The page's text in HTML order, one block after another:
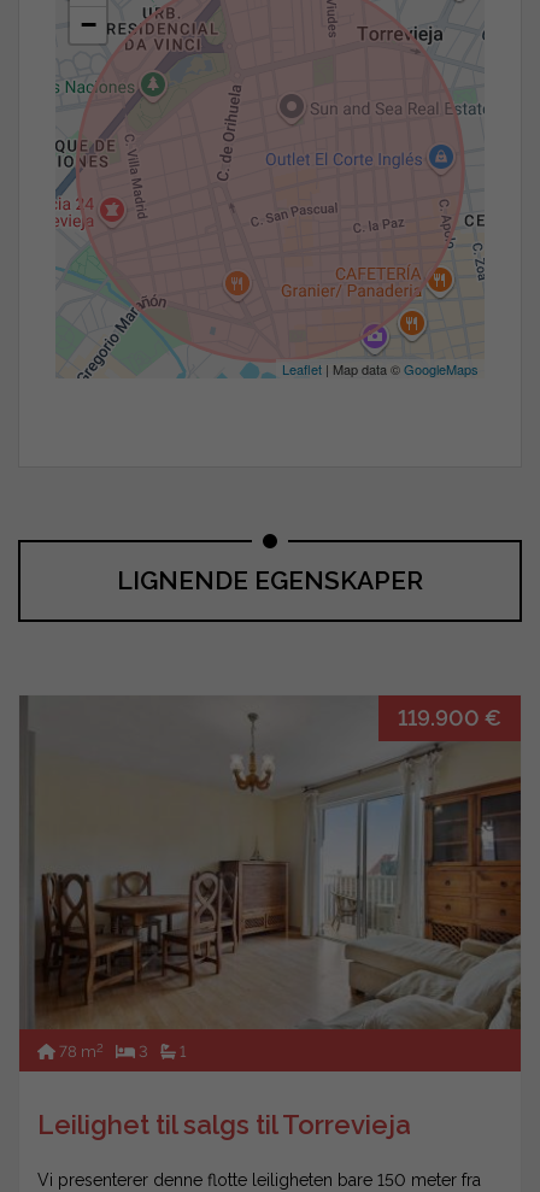
−
Leaflet | Map data ©GoogleMaps
LIGNENDE EGENSKAPER
119.900 €
78 m2 3 1
Leilighet til salgs til Torrevieja
Vi presenterer denne flotte leiligheten bare 150 meter fra